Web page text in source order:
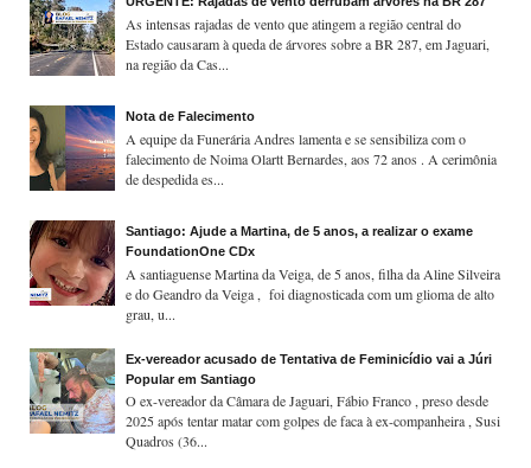
As intensas rajadas de vento que atingem a região central do
Estado causaram à queda de árvores sobre a BR 287, em Jaguari,
na região da Cas...
Nota de Falecimento
A equipe da Funerária Andres lamenta e se sensibiliza com o
falecimento de Noima Olartt Bernardes, aos 72 anos . A cerimônia
de despedida es...
Santiago: Ajude a Martina, de 5 anos, a realizar o exame
FoundationOne CDx
A santiaguense Martina da Veiga, de 5 anos, filha da Aline Silveira
e do Geandro da Veiga , foi diagnosticada com um glioma de alto
grau, u...
Ex-vereador acusado de Tentativa de Feminicídio vai a Júri
Popular em Santiago
O ex-vereador da Câmara de Jaguari, Fábio Franco , preso desde
2025 após tentar matar com golpes de faca à ex-companheira , Susi
Quadros (36...